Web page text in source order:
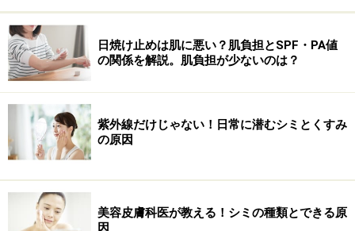
日焼け止めのSPFとPAについて正しい知識
を身につけよう
日焼け止めは肌に悪い？肌負担とSPF・PA値
の関係を解説。肌負担が少ないのは？
紫外線だけじゃない！日常に潜むシミとくすみ
の原因
美容皮膚科医が教える！シミの種類とできる原
因